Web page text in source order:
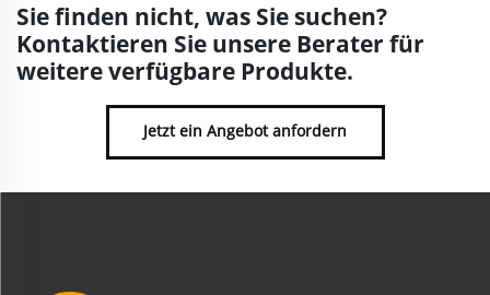
Sie finden nicht, was Sie suchen?
Kontaktieren Sie unsere Berater für
weitere verfügbare Produkte.
Jetzt ein Angebot anfordern